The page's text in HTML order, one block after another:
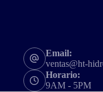
Email:
ventas@ht-
Horario:
9AM - 5PM